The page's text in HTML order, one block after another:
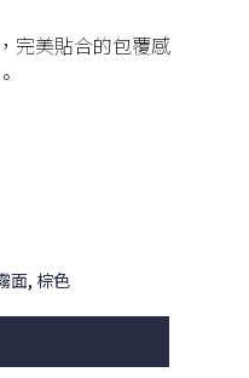
完美貼合的包覆感
面, 棕色